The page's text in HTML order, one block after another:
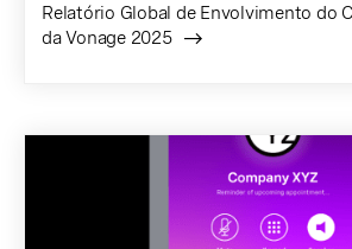
Relatório Global de Envolvimento do
da Vonage 2025